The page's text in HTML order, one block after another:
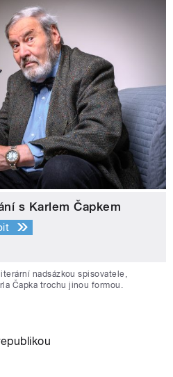
s Karlem Čapkem
nadsázkou spisovatele,
Čapka trochu jinou formou.